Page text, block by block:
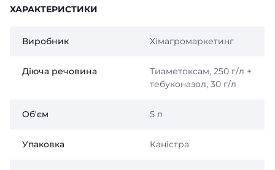
ХАРАКТЕРИСТИКИ
Виробник Хімагромаркетинг
Діюча речовина
Тиаметоксам, 250 г/л +
тебуконазол, 30 г/л
Об'єм 5 л
Упаковка Каністра